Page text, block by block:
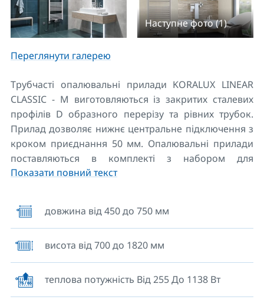
Наступне фото (1)
Переглянути галерею
Трубчасті опалювальні прилади KORALUX LINEAR
CLASSIC - M виготовляються із закритих сталевих
профілів D образного перерізу та рівних трубок.
Прилад дозволяє нижнє центральне підключення з
кроком приєднання 50 мм. Опалювальні прилади
поставляються в комплекті з набором для
кріплення до стіни, включаючи повітровипускний
KORALUX LINEAR CLASSIC - M можна одночасно
використовувати для комбінованого опалення.
Для підключення опалювального приладу
використовується приєднувальна арматура HM(pdf,
0,8 MB).
Конструкція приладу дає можливість досушувати
Показати повний текст
довжина від 450 до 750 мм
висота від 700 до 1820 мм
теплова потужність Від 255 До 1138 Вт